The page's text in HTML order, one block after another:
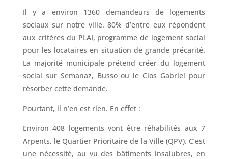
Il y a environ 1360 demandeurs de logements
sociaux sur notre ville. 80% d’entre eux répondent
aux critères du PLAI, programme de logement social
pour les locataires en situation de grande précarité.
La majorité municipale prétend créer du logement
social sur Semanaz, Busso ou le Clos Gabriel pour
résorber cette demande.
Pourtant, il n’en est rien. En effet :
Environ 408 logements vont être réhabilités aux 7
Arpents, le Quartier Prioritaire de la Ville (QPV). C’est
une nécessité, au vu des bâtiments insalubres, en